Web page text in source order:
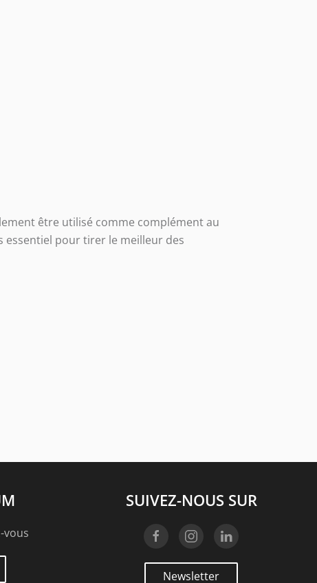
être utilisé comme complément au
essentiel pour tirer le meilleur des
vous
SUIVEZ-NOUS SUR
Newsletter